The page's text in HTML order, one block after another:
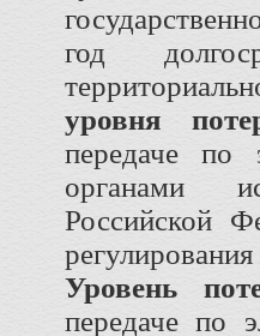
год
уровня
передаче по
органами
Российской
Уровень
передаче по